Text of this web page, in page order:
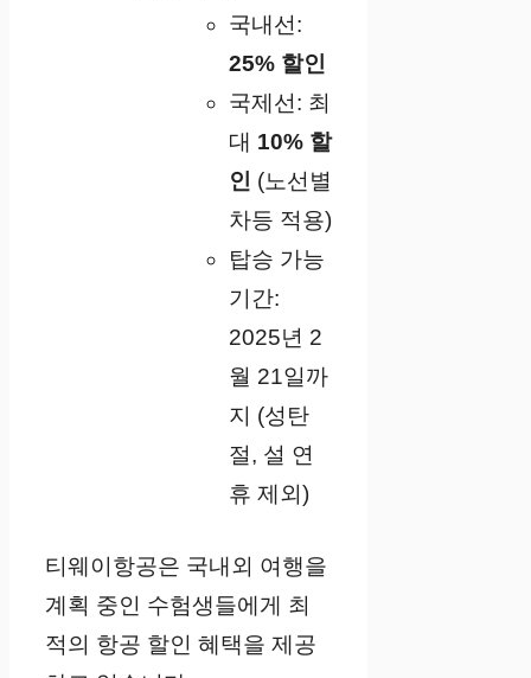
국내선:
25% 할인
국제선: 최
대 10% 할
인 (노선별
차등 적용)
탑승 가능
기간:
2025년 2
월 21일까
지 (성탄
절, 설 연
휴 제외)
티웨이항공은 국내외 여행을
계획 중인 수험생들에게 최
적의 항공 할인 혜택을 제공